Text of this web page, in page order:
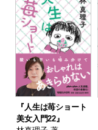
『人生は苺ショート
美女入門22』